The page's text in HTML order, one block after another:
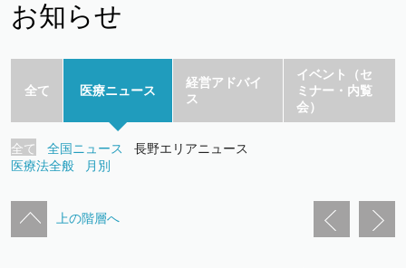
お知らせ
全て 医療ニュース
経営アドバイ
ス
イベント（セ
ミナー・内覧
会）
全て 全国ニュース
長野エリアニュース
医療法全般
月別
上の階層へ